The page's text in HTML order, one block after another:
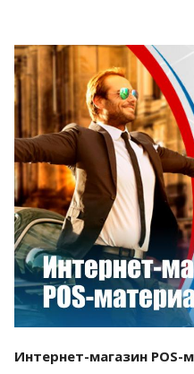
Интернет-магазин POS-